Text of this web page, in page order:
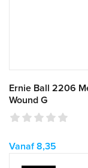
Ernie Ball 2206
Wound G
Vanaf 8,35